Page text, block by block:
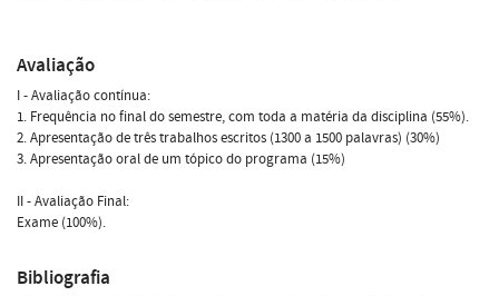
Avaliação
I - Avaliação contínua:
1. Frequência no final do semestre, com toda a matéria da disciplina (55%).
2. Apresentação de três trabalhos escritos (1300 a 1500 palavras) (30%)
3. Apresentação oral de um tópico do programa (15%)
II - Avaliação Final:
Exame (100%).
Bibliografia